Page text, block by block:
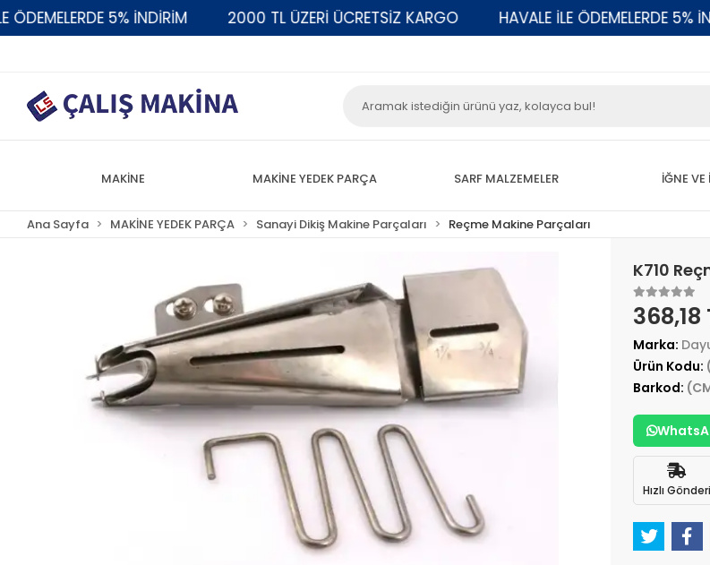
5% İNDİRİM 2000 TL ÜZERİ ÜCRETSİZ KARGO HAVALE İLE ÖDEMELERDE 5%
MAKİNE MAKİNE YEDEK PARÇA SARF MALZEMELER İĞNE VE
Ana Sayfa MAKİNE YEDEK PARÇA Sanayi Dikiş Makine Parçaları Reçme Makine Parçaları
K710
368,18
Marka:
Ürün Kodu:
Barkod:
Hızlı Gönderi